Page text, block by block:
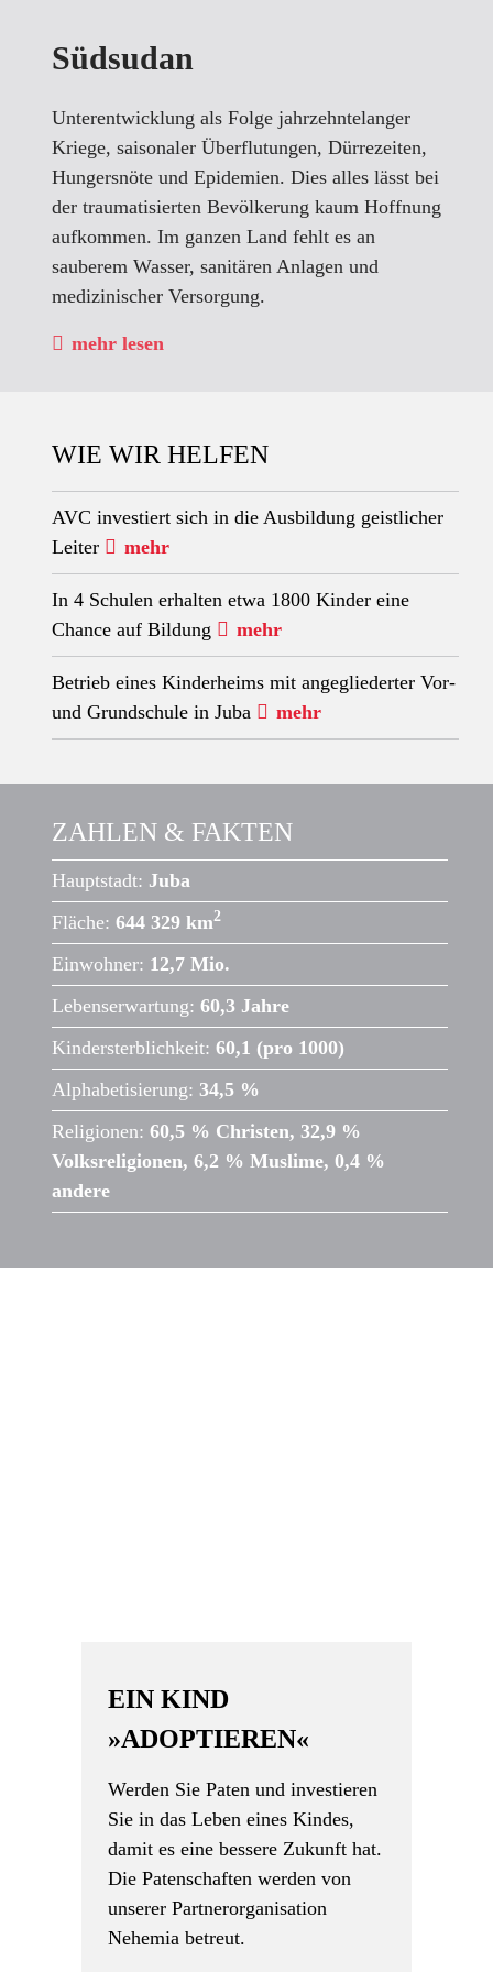
Südsudan
Unterentwicklung als Folge jahrzehntelanger
Kriege, saisonaler Überflutungen, Dürrezeiten,
Hungersnöte und Epidemien. Dies alles lässt bei
der traumatisierten Bevölkerung kaum Hoffnung
aufkommen. Im ganzen Land fehlt es an
sauberem Wasser, sanitären Anlagen und
medizinischer Versorgung.
mehr lesen
WIE WIR HELFEN
AVC investiert sich in die Ausbildung geistlicher
Leiter
mehr
In 4 Schulen erhalten etwa 1800 Kinder eine
Chance auf Bildung
mehr
Betrieb eines Kinderheims mit angegliederter Vor-
und Grundschule in Juba
mehr
ZAHLEN & FAKTEN
Hauptstadt: Juba
Fläche:644 329 km2
Einwohner: 12,7 Mio.
Lebenserwartung:60,3 Jahre
Kindersterblichkeit:60,1 (pro 1000)
Alphabetisierung:34,5 %
Religionen:60,5 % Christen, 32,9 %
Volksreligionen, 6,2 % Muslime, 0,4 %
andere
EIN KIND
»ADOPTIEREN«
Werden Sie Paten und investieren
Sie in das Leben eines Kindes,
damit es eine bessere Zukunft hat.
Die Patenschaften werden von
unserer Partnerorganisation
Nehemia betreut.